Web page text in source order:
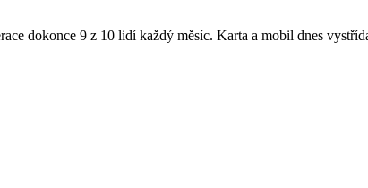
dokonce 9 z 10 lidí každý měsíc. Karta a mobil dnes